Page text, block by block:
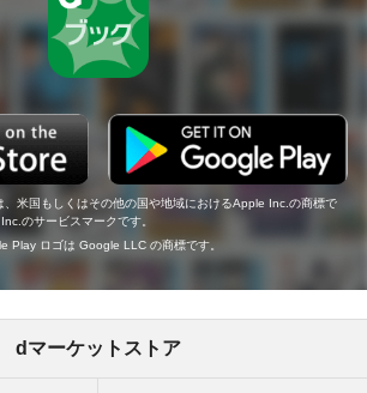
米国もしくはその他の国や地域におけるApple Inc.の商標で
のサービスマークです。
Play ロゴは Google LLC の商標です。
dマーケットストア